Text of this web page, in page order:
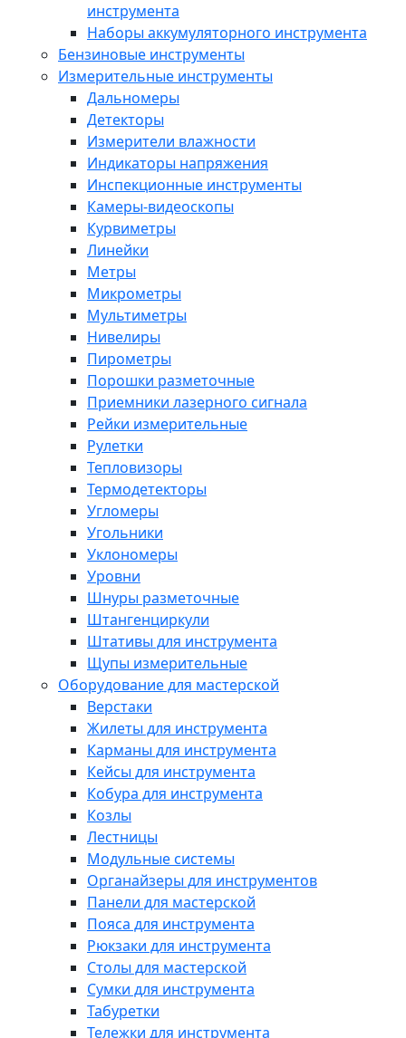
инструмента
Наборы аккумуляторного инструмента
Бензиновые инструменты
Измерительные инструменты
Дальномеры
Детекторы
Измерители влажности
Индикаторы напряжения
Инспекционные инструменты
Камеры-видеоскопы
Курвиметры
Линейки
Метры
Микрометры
Мультиметры
Нивелиры
Пирометры
Порошки разметочные
Приемники лазерного сигнала
Рейки измерительные
Рулетки
Тепловизоры
Термодетекторы
Угломеры
Угольники
Уклономеры
Уровни
Шнуры разметочные
Штангенциркули
Штативы для инструмента
Щупы измерительные
Оборудование для мастерской
Верстаки
Жилеты для инструмента
Карманы для инструмента
Кейсы для инструмента
Кобура для инструмента
Козлы
Лестницы
Модульные системы
Органайзеры для инструментов
Панели для мастерской
Пояса для инструмента
Рюкзаки для инструмента
Столы для мастерской
Сумки для инструмента
Табуретки
Тележки для инструмента